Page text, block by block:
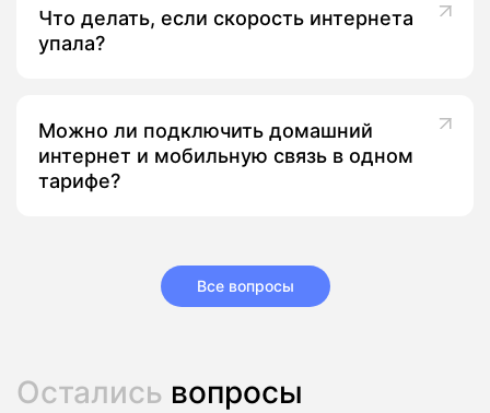
Что делать, если скорость интернета
упала?
Можно ли подключить домашний
интернет и мобильную связь в одном
тарифе?
Все вопросы
Остались вопросы